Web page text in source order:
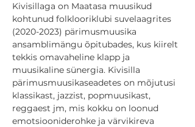
Kivisillaga on Maatasa muusikud
kohtunud folklooriklubi suvelaagrites
(2020-2023) pärimusmuusika
ansamblimängu õpitubades, kus kiirelt
tekkis omavaheline klapp ja
muusikaline sünergia. Kivisilla
pärimusmuusikaseadetes on mõjutusi
klassikast, jazzist, popmuusikast,
reggaest jm, mis kokku on loonud
emotsiooniderohke ja värvikireva